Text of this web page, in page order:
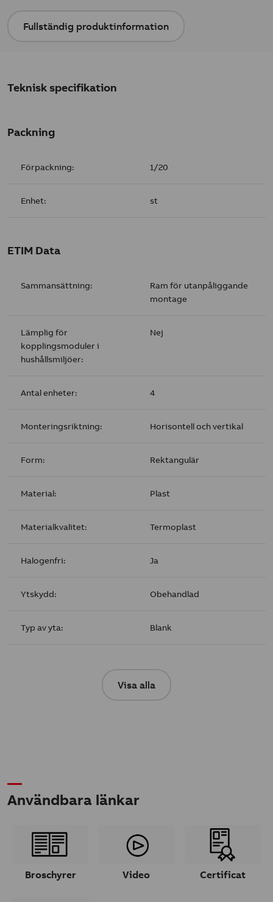
Fullständig produktinformation
Teknisk specifikation
Packning
Förpackning: 1/20
Enhet: st
ETIM Data
Sammansättning:
Ram för utanpåliggande
montage
Lämplig för
kopplingsmoduler i
hushållsmiljöer:
Nej
Antal enheter: 4
Monteringsriktning: Horisontell och vertikal
Form: Rektangulär
Material: Plast
Materialkvalitet: Termoplast
Halogenfri: Ja
Ytskydd: Obehandlad
Typ av yta: Blank
Visa alla
Användbara länkar
Broschyrer Video Certificat